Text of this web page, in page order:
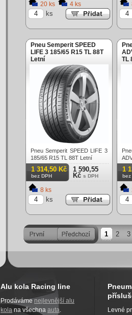
20 ks 4 ks
ks
Pneu Semperit SPEED
LIFE 3 185/65 R15 TL 88T
Letní
Pneu Semperit SPEED LIFE 3
185/65 R15 TL 88T Letní
1 314,50 Kč
bez DPH
1 590,55
Kč s DPH
8 ks
ks
TL
1
bez
1 2 3
Alu kola Racing line
Prodáváme nejlevnější alu
kola na všechna auta.
Levné